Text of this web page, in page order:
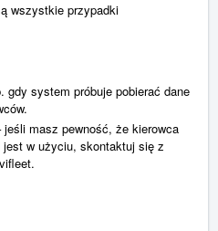
wszystkie przypadki
gdy system próbuje pobierać dane
jeśli masz pewność, że kierowca
jest w użyciu, skontaktuj się z